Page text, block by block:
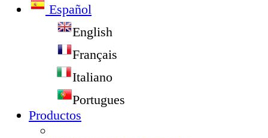
Español
English
Français
Italiano
Portugues
Productos